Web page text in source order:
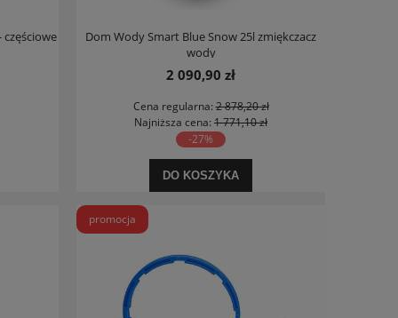
Dom Wody Smart Blue Snow 25l zmiękczacz
wody
2 090,90 zł
Cena regularna:2 878,20 zł
Najniższa cena: 1 771,10 zł
-27%
DO KOSZYKA
promocja